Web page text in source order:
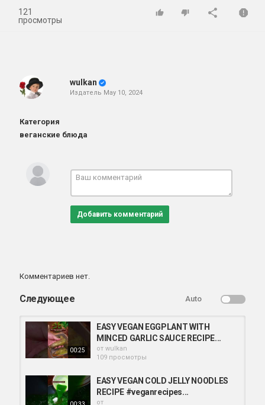
121
просмотры
wulkan
Издатель May 10, 2024
Категория
веганские блюда
Добавить комментарий
Комментариев нет.
Следующее Auto
00:25
EASY VEGAN EGGPLANT WITH
MINCED GARLIC SAUCE RECIPE...
от wulkan
109 просмотры
EASY VEGAN COLD JELLY NOODLES
RECIPE #veganrecipes...
от